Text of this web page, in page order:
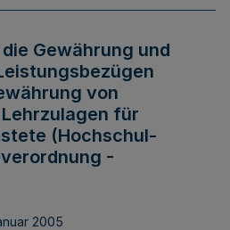
Gewährung und
von
für
(Hochschul-
-
2005